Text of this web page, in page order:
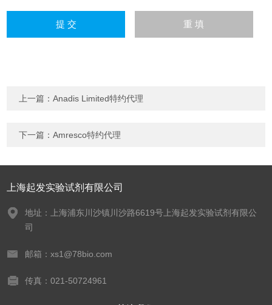
上一篇：Anadis Limited特约代理
下一篇：Amresco特约代理
上海起发实验试剂有限公司
地址：上海浦东川沙镇川沙路6619号上海起发实验试剂有限公
司
邮箱：xs1@78bio.com
传真：021-50724961